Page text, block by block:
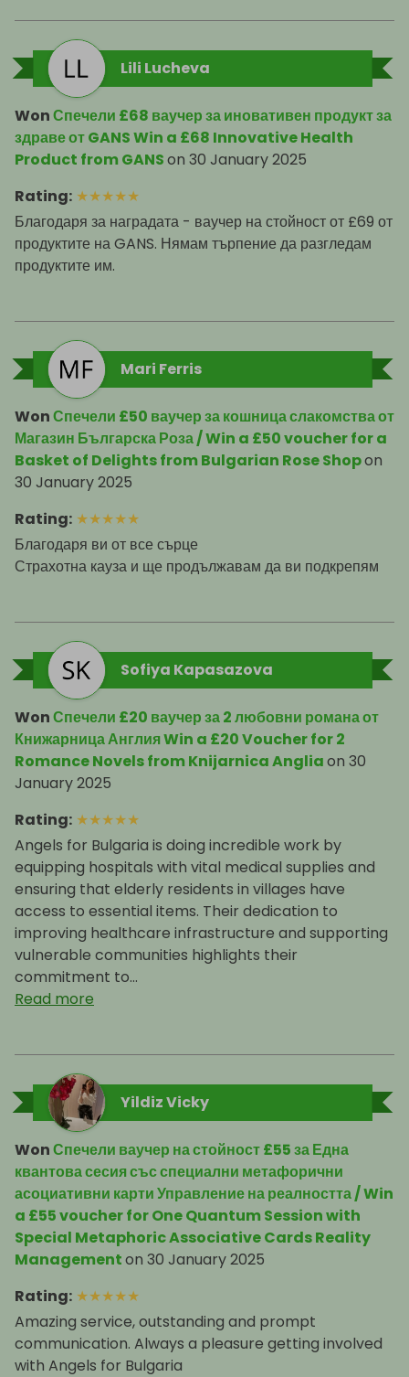
Lili Lucheva
WonСпечели £68 ваучер за иновативен продукт за
здраве от GANS Win a £68 Innovative Health
Product from GANSon 30 January 2025
Rating: ★★★★★
Благодаря за наградата - ваучер на стойност от £69 от
продуктите на GANS. Нямам търпение да разгледам
продуктите им.
Mari Ferris
WonСпечели £50 ваучер за кошница слакомства от
Магазин Българска Роза / Win a £50 voucher for a
Basket of Delights from Bulgarian Rose Shopon
30 January 2025
Rating: ★★★★★
Благодаря ви от все сърце
Страхотна кауза и ще продължавам да ви подкрепям
Sofiya Kapasazova
WonСпечели £20 ваучер за 2 любовни романа от
Книжарница Англия Win a £20 Voucher for 2
Romance Novels from Knijarnica Angliaon 30
January 2025
Rating: ★★★★★
Angels for Bulgaria is doing incredible work by
equipping hospitals with vital medical supplies and
ensuring that elderly residents in villages have
access to essential items. Their dedication to
improving healthcare infrastructure and supporting
vulnerable communities highlights their
commitment to...
Read more
Yildiz Vicky
WonСпечели ваучер на стойност £55 за Една
квантова сесия със специални метафорични
асоциативни карти Управление на реалността / Win
a £55 voucher for One Quantum Session with
Special Metaphoric Associative Cards Reality
Managementon 30 January 2025
Rating: ★★★★★
Amazing service, outstanding and prompt
communication. Always a pleasure getting involved
with Angels for Bulgaria